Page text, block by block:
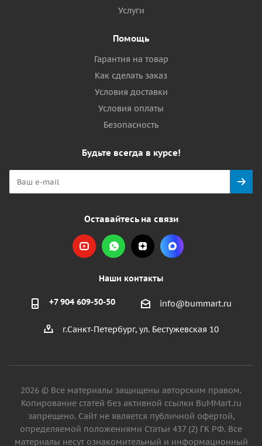
Услуги
Помощь
Гарантия на товар
Как сделать заказ
Условия доставки
Условия оплаты
Безопасность
Будьте всегда в курсе!
Оставайтесь на связи
Наши контакты
+7 904 609-50-50 info@bummart.ru
г.Санкт-Петербург, ул. Бестужевская 10
2026 © Все материалы защищены авторским правом.
Копирование статей без активной ссылки BuMMart.ru
запрещено. Сайт не является публичной офертой,
определяемой положениями Статьи 437 (2) ГК РФ. Все
материалы несут ознакомительный и информационный